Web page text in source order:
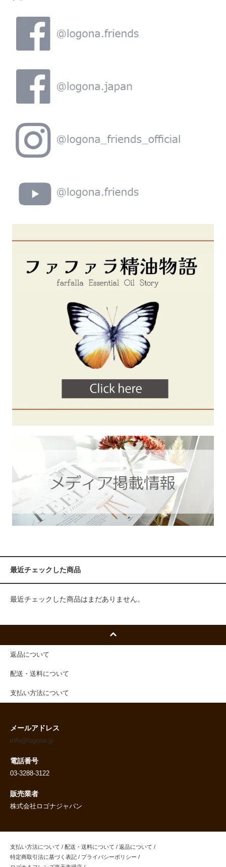
最近チェックした商品
最近チェックした商品はまだありません。
返品について
配送・送料について
支払い方法について
メールアドレス
info@logona.jp
電話番号
03-3288-3122
販売業者
株式会社ロゴナジャパン
支払い方法について / 配送・送料について / 返品について /
特定商取引法に基づく表記 / プライバシーポリシー /